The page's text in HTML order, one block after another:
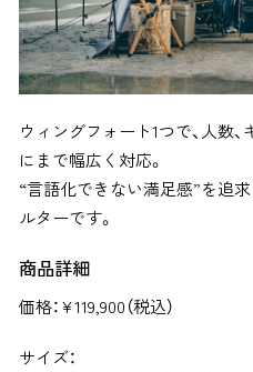
ウィングフォート1つで、人数
にまで幅広く対応。
“言語化できない満足感”を追
ルターです。
商品詳細
価格：¥119,900（税込）
サイズ：